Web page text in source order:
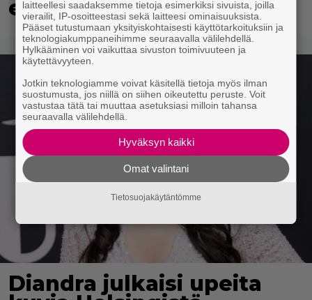
esitetään Ylellä
Diandra julkaisi upeita
laitteellesi saadaksemme tietoja esimerkiksi sivuista, joilla
vierailit, IP-osoitteestasi sekä laitteesi ominaisuuksista.
Pääset tutustumaan yksityiskohtaisesti käyttötarkoituksiin ja
teknologiakumppaneihimme seuraavalla välilehdellä.
Hylkääminen voi vaikuttaa sivuston toimivuuteen ja
käytettävyyteen.
Jotkin teknologiamme voivat käsitellä tietoja myös ilman
suostumusta, jos niillä on siihen oikeutettu peruste. Voit
vastustaa tätä tai muuttaa asetuksiasi milloin tahansa
seuraavalla välilehdellä.
Hyväksyn kaikki
Omat valintani
Tietosuojakäytäntömme